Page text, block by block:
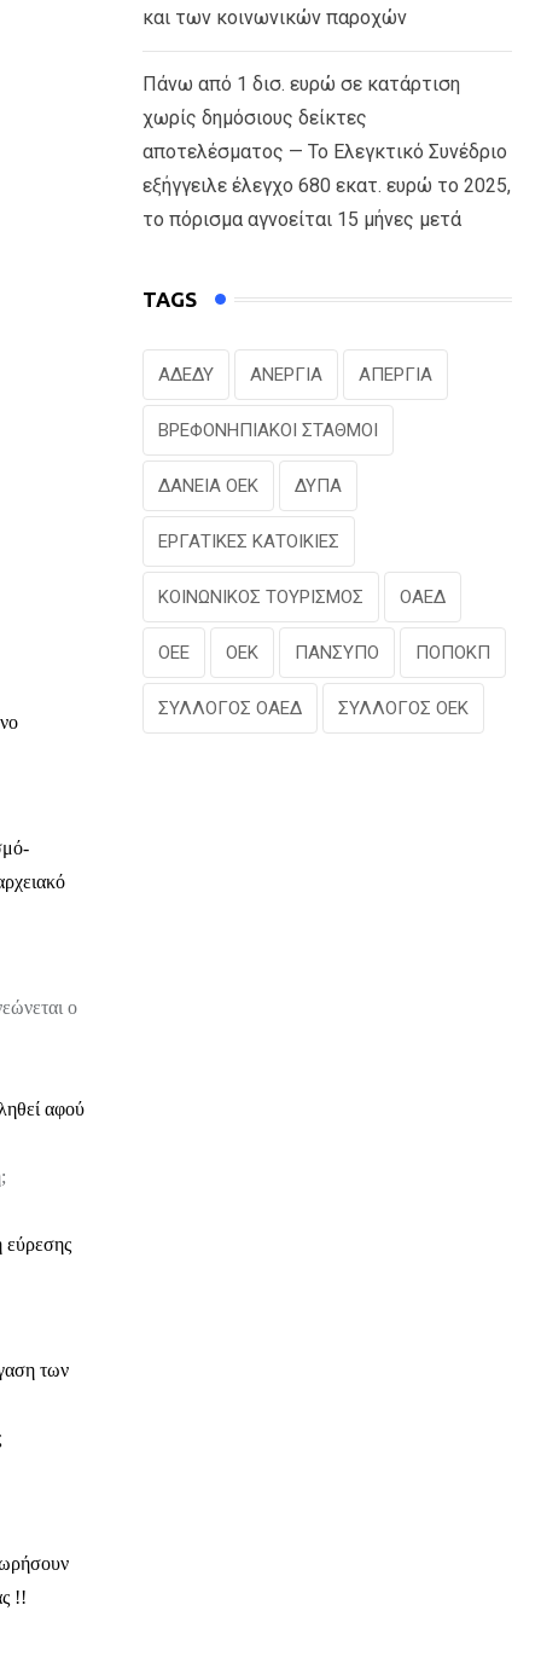
ο
αφού
εύρεσης
των
!!
και των κοινωνικών παροχών
Πάνω από 1 δισ. ευρώ σε κατάρτιση
χωρίς δημόσιους δείκτες
αποτελέσματος — Το Ελεγκτικό Συνέδριο
εξήγγειλε έλεγχο 680 εκατ. ευρώ το 2025,
το πόρισμα αγνοείται 15 μήνες μετά
TAGS
ΑΔΕΔΥ ΑΝΕΡΓΙΑ ΑΠΕΡΓΙΑ
ΒΡΕΦΟΝΗΠΙΑΚΟΙ ΣΤΑΘΜΟΙ
ΔΑΝΕΙΑ ΟΕΚ ΔΥΠΑ
ΕΡΓΑΤΙΚΕΣ ΚΑΤΟΙΚΙΕΣ
ΚΟΙΝΩΝΙΚΟΣ ΤΟΥΡΙΣΜΟΣ ΟΑΕΔ
ΟΕΕ ΟΕΚ ΠΑΝΣΥΠΟ ΠΟΠΟΚΠ
ΣΥΛΛΟΓΟΣ ΟΑΕΔ ΣΥΛΛΟΓΟΣ ΟΕΚ